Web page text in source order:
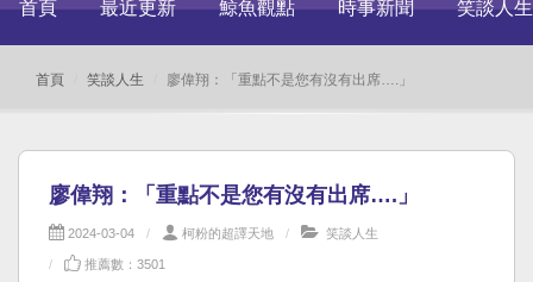
首頁 最近更新 鯨魚觀點 時事新聞 笑談人生
首頁 笑談人生 廖偉翔：「重點不是您有沒有出席….」
廖偉翔：「重點不是您有沒有出席….」
2024-03-04 柯粉的超譯天地 笑談人生
推薦數：3501